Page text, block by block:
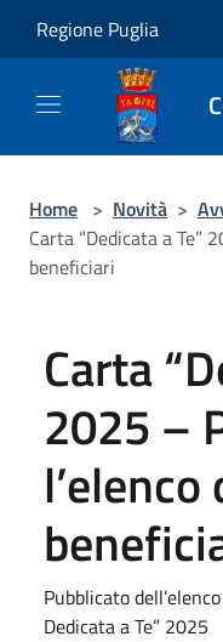
Regione Puglia
Home > Novità >
Carta “Dedicata a Te”
beneficiari
Carta
2025 –
l’elenco
Pubblicato
Dedicata a Te” 2025